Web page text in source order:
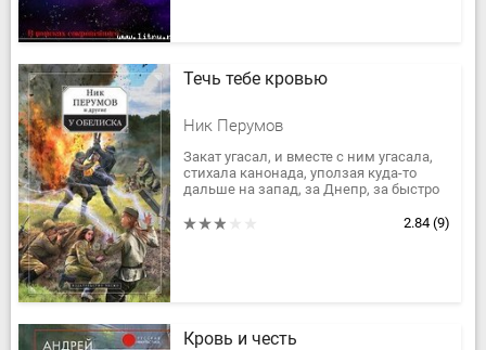
Течь тебе кровью
Ник Перумов
Закат угасал, и вместе с ним угасала,
стихала канонада, уползая куда-то
дальше на запад, за Днепр, за быстро
Вечер накатывал с востока,...
2.84 (9)
Кровь и честь